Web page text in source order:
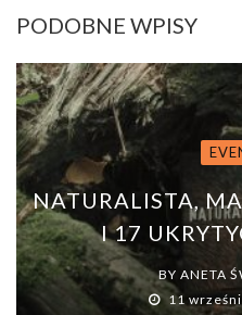
PODOBNE WPISY
NATURALISTA,
I 17
BY ANETA
11